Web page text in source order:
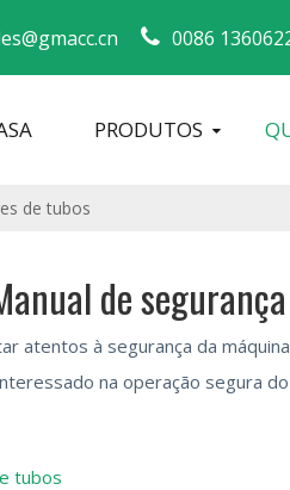
0086
PRODUTOS
de tubos
de
atentos à segurança da
na operação segura
tubos